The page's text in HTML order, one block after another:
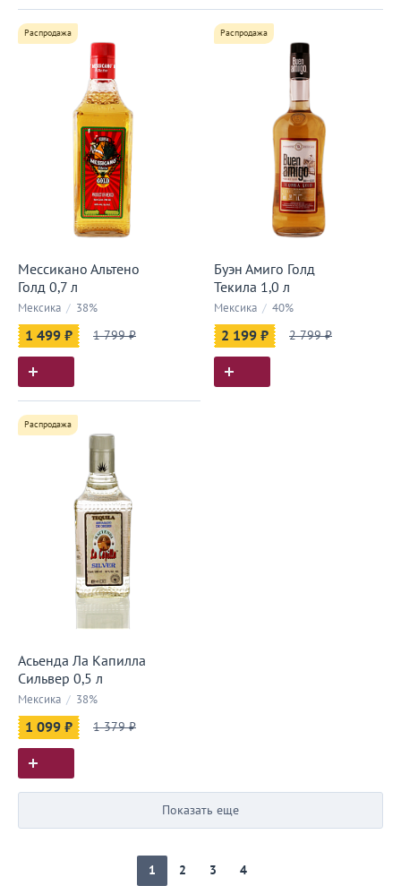
Распродажа
Мессикано Альтено
Голд 0,7 л
Мексика / 38%
1 499 ₽ 1 799 ₽
Распродажа
Буэн Амиго Голд
Текила 1,0 л
Мексика / 40%
2 199 ₽ 2 799 ₽
Распродажа
Асьенда Ла Капилла
Сильвер 0,5 л
Мексика / 38%
1 099 ₽ 1 379 ₽
Показать еще
1 2 3 4